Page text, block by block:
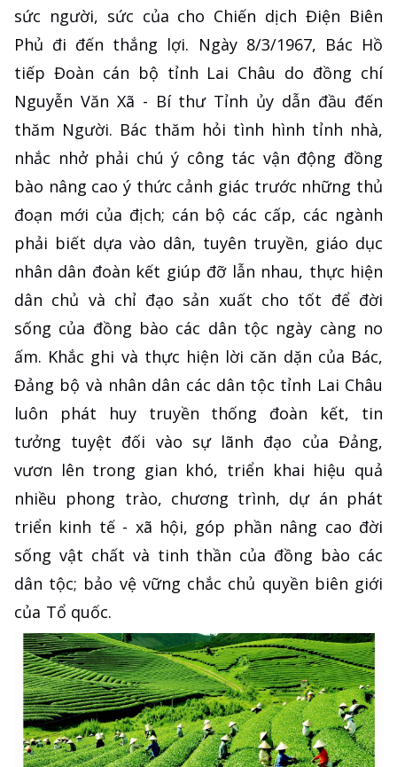
sức người, sức của cho Chiến dịch Điện Biên
Phủ đi đến thắng lợi. Ngày 8/3/1967, Bác Hồ
tiếp Đoàn cán bộ tỉnh Lai Châu do đồng chí
Nguyễn Văn Xã - Bí thư Tỉnh ủy dẫn đầu đến
thăm Người. Bác thăm hỏi tình hình tỉnh nhà,
nhắc nhở phải chú ý công tác vận động đồng
bào nâng cao ý thức cảnh giác trước những thủ
đoạn mới của địch; cán bộ các cấp, các ngành
phải biết dựa vào dân, tuyên truyền, giáo dục
nhân dân đoàn kết giúp đỡ lẫn nhau, thực hiện
dân chủ và chỉ đạo sản xuất cho tốt để đời
sống của đồng bào các dân tộc ngày càng no
ấm. Khắc ghi và thực hiện lời căn dặn của Bác,
Đảng bộ và nhân dân các dân tộc tỉnh Lai Châu
luôn phát huy truyền thống đoàn kết, tin
tưởng tuyệt đối vào sự lãnh đạo của Đảng,
vươn lên trong gian khó, triển khai hiệu quả
nhiều phong trào, chương trình, dự án phát
triển kinh tế - xã hội, góp phần nâng cao đời
sống vật chất và tinh thần của đồng bào các
dân tộc; bảo vệ vững chắc chủ quyền biên giới
của Tổ quốc.